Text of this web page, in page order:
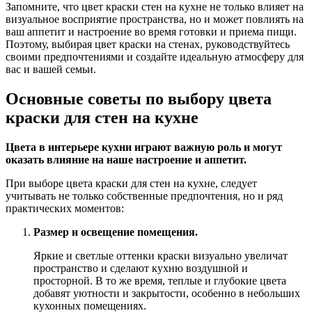
Запомните, что цвет краски стен на кухне не только влияет на
визуальное восприятие пространства, но и может повлиять на
ваш аппетит и настроение во время готовки и приема пищи.
Поэтому, выбирая цвет краски на стенах, руководствуйтесь
своими предпочтениями и создайте идеальную атмосферу для
вас и вашей семьи.
Основные советы по выбору цвета
краски для стен на кухне
Цвета в интерьере кухни играют важную роль и могут
оказать влияние на наше настроение и аппетит.
При выборе цвета краски для стен на кухне, следует
учитывать не только собственные предпочтения, но и ряд
практических моментов:
Размер и освещение помещения.
Яркие и светлые оттенки краски визуально увеличат
пространство и сделают кухню воздушной и
просторной. В то же время, теплые и глубокие цвета
добавят уютности и закрытости, особенно в небольших
кухонных помещениях.